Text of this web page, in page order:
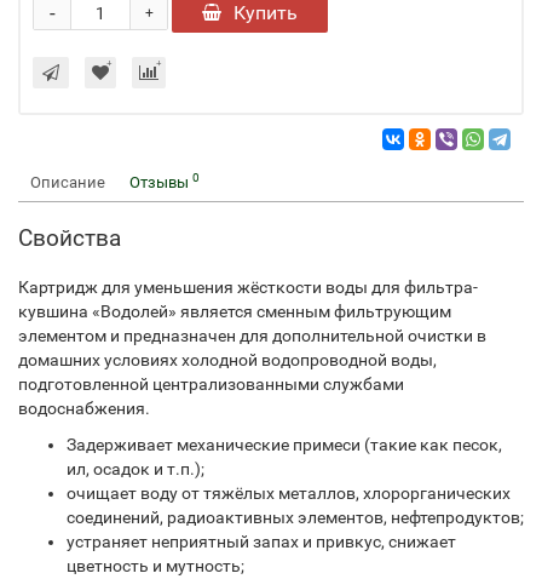
+
- Купить
Описание Отзывы 0
Свойства
Картридж для уменьшения жёсткости воды для фильтра-
кувшина «Водолей» является сменным фильтрующим
элементом и предназначен для дополнительной очистки в
домашних условиях холодной водопроводной воды,
подготовленной централизованными службами
водоснабжения.
Задерживает механические примеси (такие как песок,
ил, осадок и т.п.);
очищает воду от тяжёлых металлов, хлорорганических
соединений, радиоактивных элементов, нефтепродуктов;
устраняет неприятный запах и привкус, снижает
цветность и мутность;